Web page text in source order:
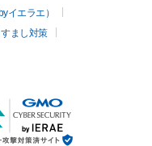
イエラエ）
まし対策